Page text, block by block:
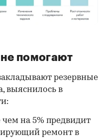
не помогают
резервные
выяснилось в
чем на 5% предвидит
ремонт в